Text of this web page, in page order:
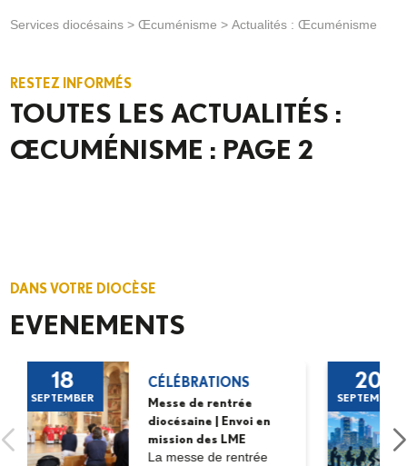
Services diocésains> Œcuménisme > Actualités : Œcuménisme
RESTEZ INFORMÉS
TOUTES LES ACTUALITÉS :
ŒCUMÉNISME : PAGE 2
DANS VOTRE DIOCÈSE
EVENEMENTS
18
SEPTEMBER
CÉLÉBRATIONS
Messe de rentrée
diocésaine | Envoi en
mission des LME
La messe de rentrée
20
SEPTEMBER